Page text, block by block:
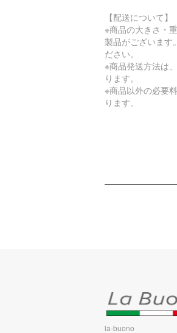
【配送について】
※商品の大きさ・
製品がございます
ださい。
※商品発送方法は
ります。
※商品以外の必要
ります。
la-buono